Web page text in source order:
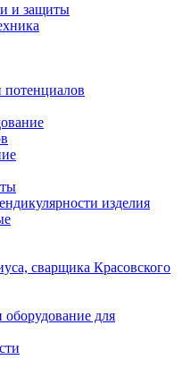
и защиты
потенциалов
изделия
сварщика Красовского
для